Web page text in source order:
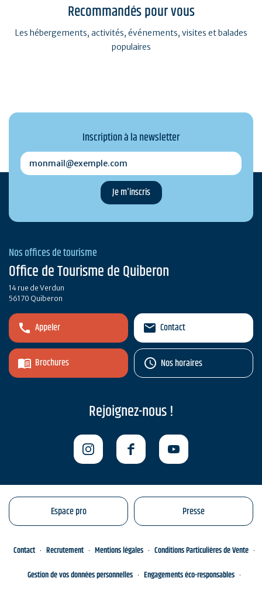
Recommandés pour vous
Les hébergements, activités, événements, visites et balades
populaires
Inscription à la newsletter
monmail@exemple.com
Nos offices de tourisme
Office de Tourisme de Quiberon
14 rue de Verdun
56170 Quiberon
Appeler
Brochures
Contact
Nos horaires
Rejoignez-nous !
Espace pro Presse
Contact Recrutement Mentions légales
Conditions Particulières de Vente
Gestion de vos données personnelles
Engagements éco-responsables